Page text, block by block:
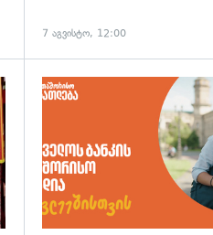
7 აგვისტო, 12:00
გადახედვა